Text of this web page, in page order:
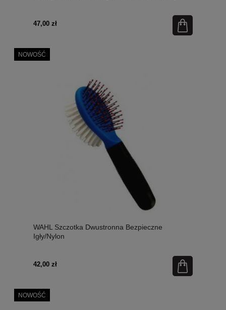
47,00 zł
WAHL Szczotka Dwustronna Bezpieczne
Igły/Nylon
42,00 zł
NOWOŚĆ
NOWOŚĆ